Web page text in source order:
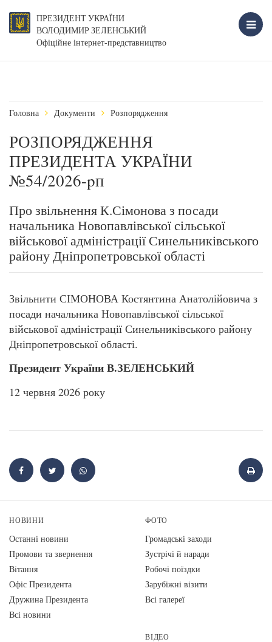
ПРЕЗИДЕНТ УКРАЇНИ
ВОЛОДИМИР ЗЕЛЕНСЬКИЙ
Офіційне інтернет-представництво
Головна Документи Розпорядження
РОЗПОРЯДЖЕННЯ
ПРЕЗИДЕНТА УКРАЇНИ
№54/2026-pп
Про звільнення К.Сімонова з посади
начальника Новопавлівської сільської
військової адміністрації Синельниківського
району Дніпропетровської області
Звільнити СІМОНОВА Костянтина Анатолійовича з
посади начальника Новопавлівської сільської
військової адміністрації Синельниківського району
Дніпропетровської області.
Президент України В.ЗЕЛЕНСЬКИЙ
12 червня 2026 року
НОВИНИ
Останні новини
Промови та звернення
Вiтання
Офіс Президента
Дружина Президента
Всі новини
ФОТО
Громадські заходи
Зустрічі й наради
Робочі поїздки
Зарубіжні візити
Всі галереї
ВІДЕО